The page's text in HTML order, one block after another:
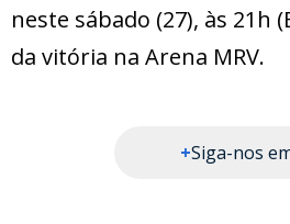
neste sábado (27), às 21h
da vitória na Arena MRV.
+Siga-nos